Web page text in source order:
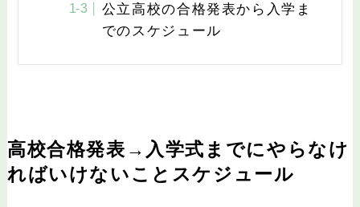
公立高校の合格発表から入学ま
でのスケジュール
高校合格発表→入学式までにやらなけ
ればいけないことスケジュール